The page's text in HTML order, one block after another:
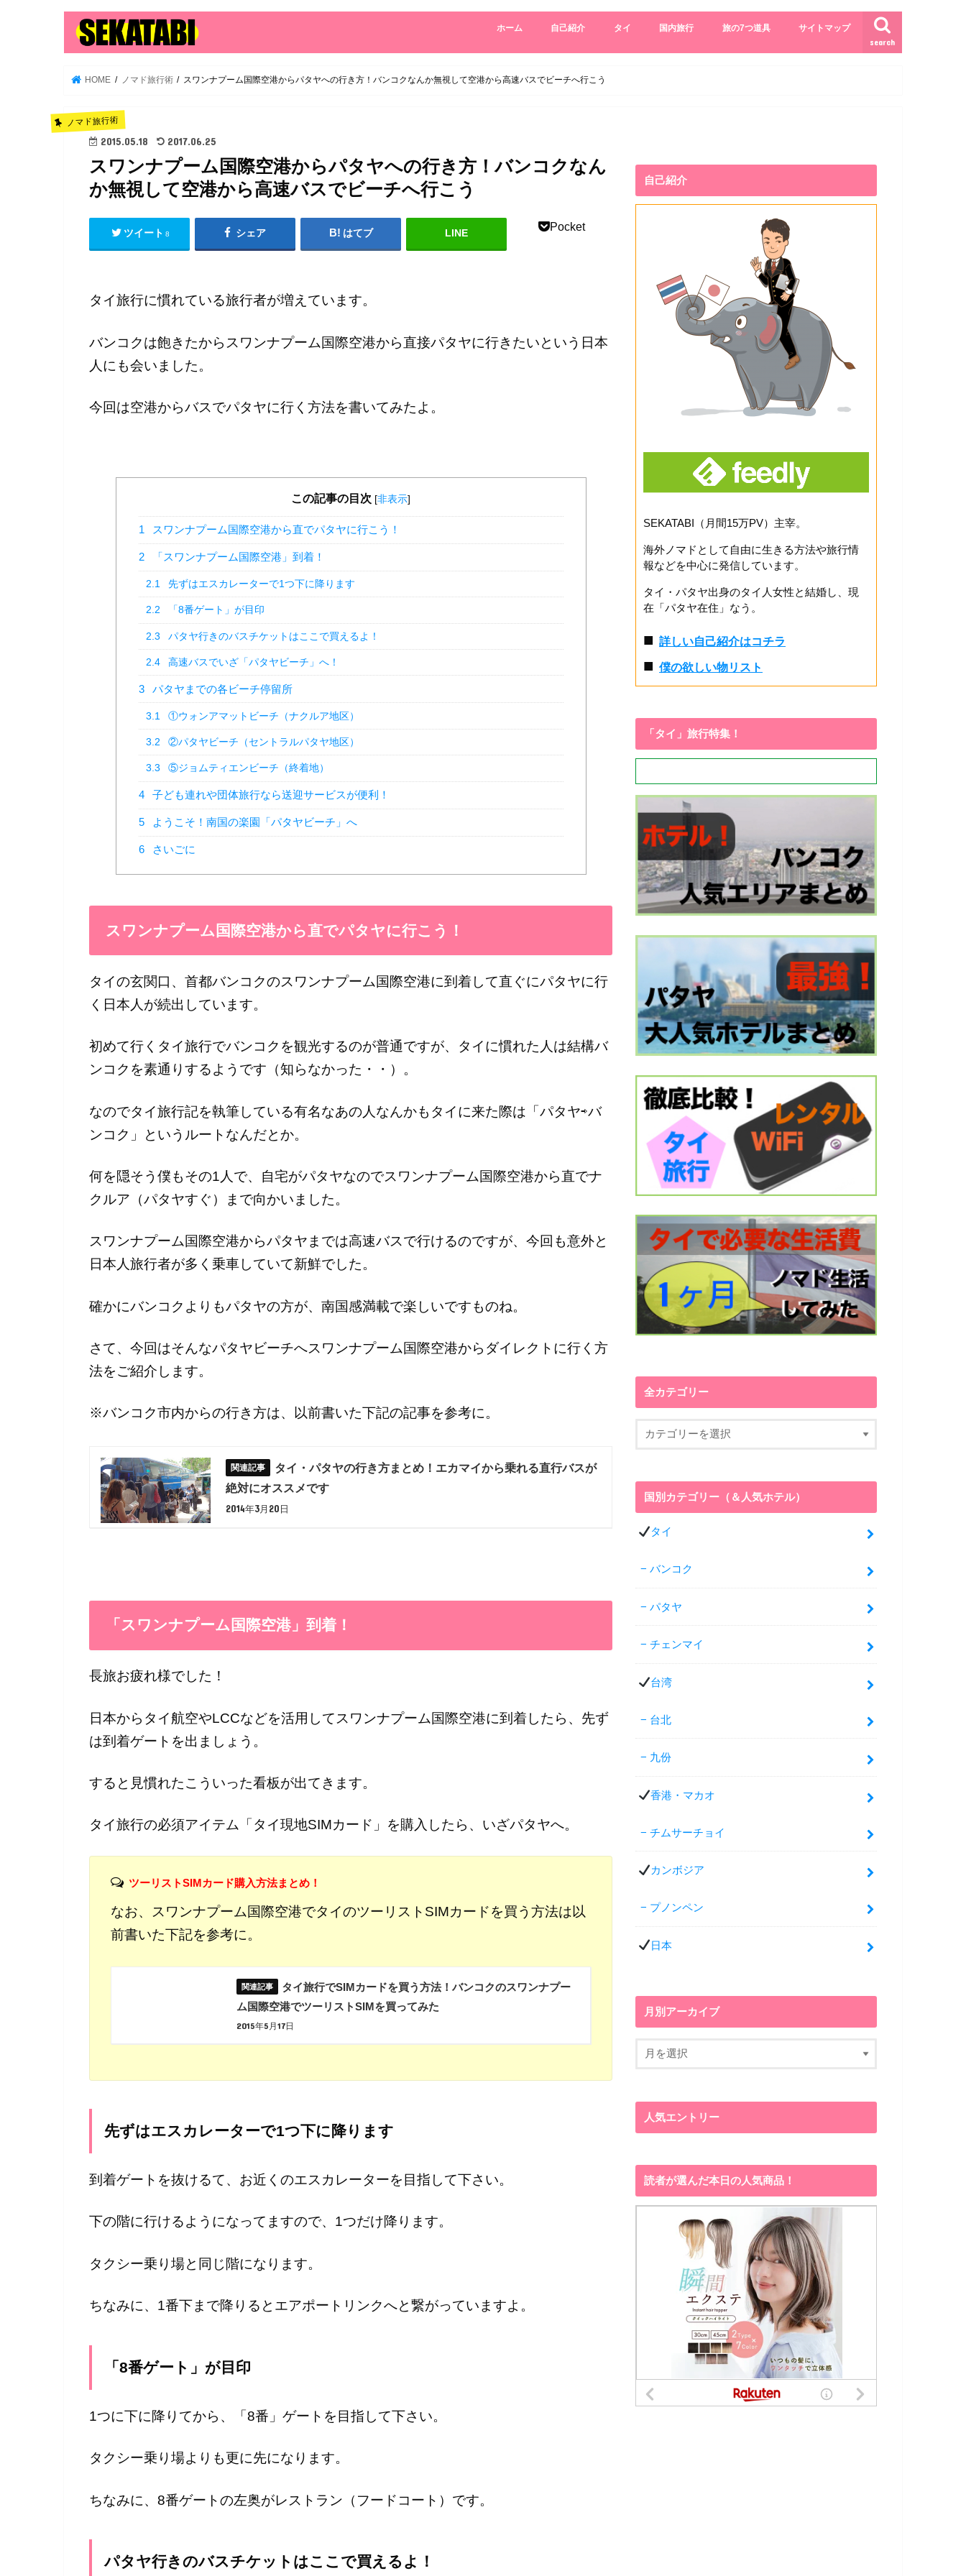
search
ホーム 自己紹介 タイ 国内旅行 旅の7つ道具 サイトマップ
HOME ノマド旅行術 スワンナプーム国際空港からパタヤへの行き方！バンコクなんか無視して空港から高速バスでビーチへ行こう
ノマド旅行術
2015.05.18 2017.06.25
スワンナプーム国際空港からパタヤへの行き方！バンコクなん
か無視して空港から高速バスでビーチへ行こう
ツイート 8 シェア はてブ LINE Pocket
タイ旅行に慣れている旅行者が増えています。
バンコクは飽きたからスワンナプーム国際空港から直接パタヤに行きたいという日本
人にも会いました。
今回は空港からバスでパタヤに行く方法を書いてみたよ。
この記事の目次 [非表示]
1 スワンナプーム国際空港から直でパタヤに行こう！
2 「スワンナプーム国際空港」到着！
2.1 先ずはエスカレーターで1つ下に降ります
2.2 「8番ゲート」が目印
2.3 パタヤ行きのバスチケットはここで買えるよ！
2.4 高速バスでいざ「パタヤビーチ」へ！
3 パタヤまでの各ビーチ停留所
3.1 ①ウォンアマットビーチ（ナクルア地区）
3.2 ②パタヤビーチ（セントラルパタヤ地区）
3.3 ⑤ジョムティエンビーチ（終着地）
4 子ども連れや団体旅行なら送迎サービスが便利！
5 ようこそ！南国の楽園「パタヤビーチ」へ
6 さいごに
スワンナプーム国際空港から直でパタヤに行こう！
タイの玄関口、首都バンコクのスワンナプーム国際空港に到着して直ぐにパタヤに行
く日本人が続出しています。
初めて行くタイ旅行でバンコクを観光するのが普通ですが、タイに慣れた人は結構バ
ンコクを素通りするようです（知らなかった・・）。
なのでタイ旅行記を執筆している有名なあの人なんかもタイに来た際は「パタヤ⇨バ
ンコク」というルートなんだとか。
何を隠そう僕もその1人で、自宅がパタヤなのでスワンナプーム国際空港から直でナ
クルア（パタヤすぐ）まで向かいました。
スワンナプーム国際空港からパタヤまでは高速バスで行けるのですが、今回も意外と
日本人旅行者が多く乗車していて新鮮でした。
確かにバンコクよりもパタヤの方が、南国感満載で楽しいですものね。
さて、今回はそんなパタヤビーチへスワンナプーム国際空港からダイレクトに行く方
法をご紹介します。
※バンコク市内からの行き方は、以前書いた下記の記事を参考に。
タイ・パタヤの行き方まとめ！エカマイから乗れる直行バスが
絶対にオススメです
2014年3月20日
「スワンナプーム国際空港」到着！
長旅お疲れ様でした！
日本からタイ航空やLCCなどを活用してスワンナプーム国際空港に到着したら、先ず
は到着ゲートを出ましょう。
すると見慣れたこういった看板が出てきます。
タイ旅行の必須アイテム「タイ現地SIMカード」を購入したら、いざパタヤへ。
ツーリストSIMカード購入方法まとめ！
なお、スワンナプーム国際空港でタイのツーリストSIMカードを買う方法は以
前書いた下記を参考に。
タイ旅行でSIMカードを買う方法！バンコクのスワンナプー
ム国際空港でツーリストSIMを買ってみた
2015年5月17日
先ずはエスカレーターで1つ下に降ります
到着ゲートを抜けるて、お近くのエスカレーターを目指して下さい。
下の階に行けるようになってますので、1つだけ降ります。
タクシー乗り場と同じ階になります。
ちなみに、1番下まで降りるとエアポートリンクへと繋がっていますよ。
「8番ゲート」が目印
1つに下に降りてから、「8番」ゲートを目指して下さい。
タクシー乗り場よりも更に先になります。
ちなみに、8番ゲートの左奥がレストラン（フードコート）です。
パタヤ行きのバスチケットはここで買えるよ！
自己紹介
SEKATABI（月間15万PV）主宰。
海外ノマドとして自由に生きる方法や旅行情
報などを中心に発信しています。
タイ・パタヤ出身のタイ人女性と結婚し、現
在「パタヤ在住」なう。
■ 詳しい自己紹介はコチラ
■ 僕の欲しい物リスト
「タイ」旅行特集！
全カテゴリー
国別カテゴリー（＆人気ホテル）
タイ
バンコク
パタヤ
チェンマイ
台湾
台北
九份
香港・マカオ
チムサーチョイ
カンボジア
プノンペン
日本
月別アーカイブ
人気エントリー
読者が選んだ本日の人気商品！